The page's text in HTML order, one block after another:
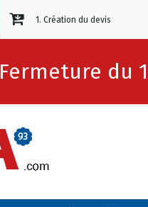
1. Création du devis
Fermeture du